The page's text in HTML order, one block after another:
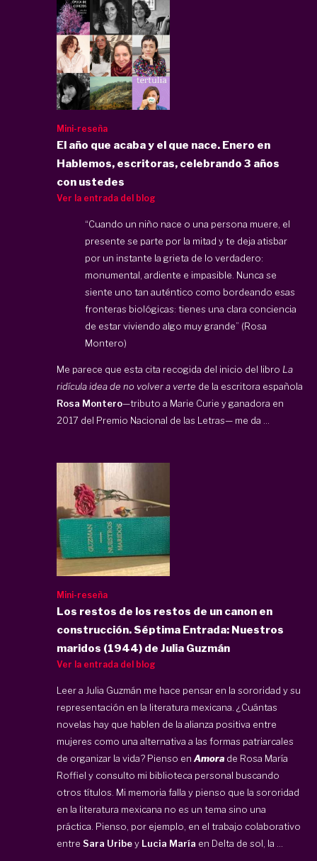
Mini-reseña
El año que acaba y el que nace. Enero en
Hablemos, escritoras, celebrando 3 años
con ustedes
Ver la entrada del blog
“Cuando un niño nace o una persona muere, el
presente se parte por la mitad y te deja atisbar
por un instante la grieta de lo verdadero:
monumental, ardiente e impasible. Nunca se
siente uno tan auténtico como bordeando esas
fronteras biológicas: tienes una clara conciencia
de estar viviendo algo muy grande” (Rosa
Montero)
Me parece que esta cita recogida del inicio del libro La
ridícula idea de no volver a verte de la escritora española
Rosa Montero—tributo a Marie Curie y ganadora en
2017 del Premio Nacional de las Letras— me da ...
Mini-reseña
Los restos de los restos de un canon en
construcción. Séptima Entrada: Nuestros
maridos (1944) de Julia Guzmán
Ver la entrada del blog
Leer a Julia Guzmán me hace pensar en la sororidad y su
representación en la literatura mexicana. ¿Cuántas
novelas hay que hablen de la alianza positiva entre
mujeres como una alternativa a las formas patriarcales
de organizar la vida? Pienso en Amora de Rosa María
Roffiel y consulto mi biblioteca personal buscando
otros títulos. Mi memoria falla y pienso que la sororidad
en la literatura mexicana no es un tema sino una
práctica. Pienso, por ejemplo, en el trabajo colaborativo
entre Sara Uribey Lucia María en Delta de sol, la ...